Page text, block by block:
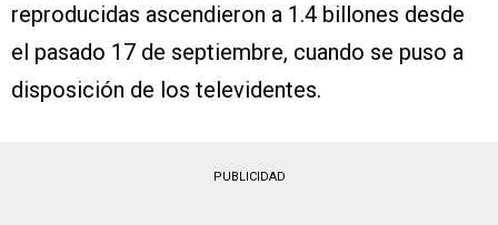
reproducidas ascendieron a 1.4 billones desde
el pasado 17 de septiembre, cuando se puso a
disposición de los televidentes.
PUBLICIDAD